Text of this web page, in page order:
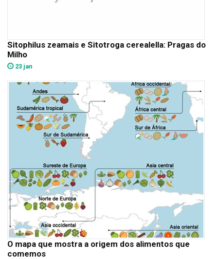
Sitophilus zeamais e Sitotroga cerealella: Pragas do
Milho
23 jan
O mapa que mostra a origem dos alimentos que
comemos